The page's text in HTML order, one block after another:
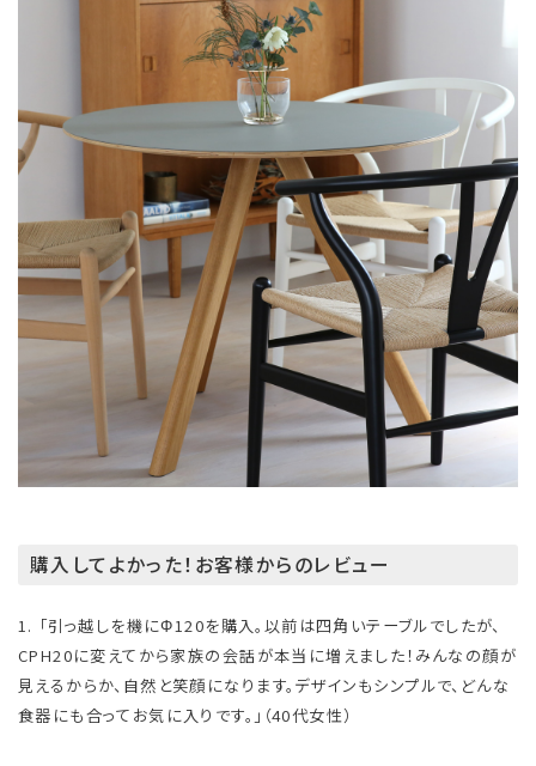
購入してよかった！お客様からのレビュー
1. 「引っ越しを機にΦ120を購入。以前は四角いテーブルでしたが、
CPH20に変えてから家族の会話が本当に増えました！みんなの顔が
見えるからか、自然と笑顔になります。デザインもシンプルで、どんな
食器にも合ってお気に入りです。」（40代女性）